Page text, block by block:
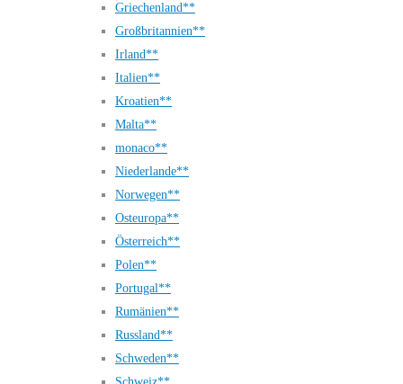
Griechenland**
Großbritannien**
Irland**
Italien**
Kroatien**
Malta**
monaco**
Niederlande**
Norwegen**
Osteuropa**
Österreich**
Polen**
Portugal**
Rumänien**
Russland**
Schweden**